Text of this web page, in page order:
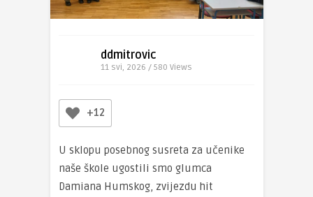
ddmitrovic
11 svi, 2026 / 580 Views
+12
U sklopu posebnog susreta za učenike
naše škole ugostili smo glumca
Damiana Humskog, zvijezdu hit